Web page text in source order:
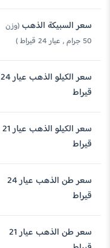
سعر السبيكة الذهب (وزن
50 جرام , عيار 24 قيراط )
سعر الكيلو الذهب عيار 24
قيراط
سعر الكيلو الذهب عيار 21
قيراط
سعر طن الذهب عيار 24
قيراط
سعر طن الذهب عيار 21